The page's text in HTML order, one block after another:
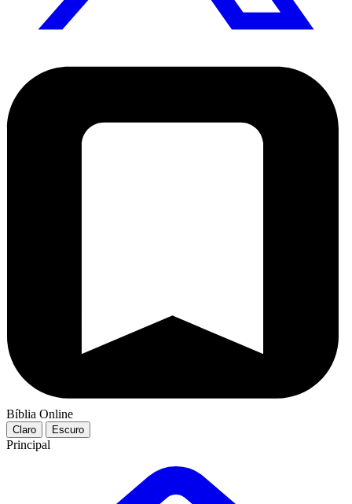
Bíblia Online
Claro Escuro
Principal